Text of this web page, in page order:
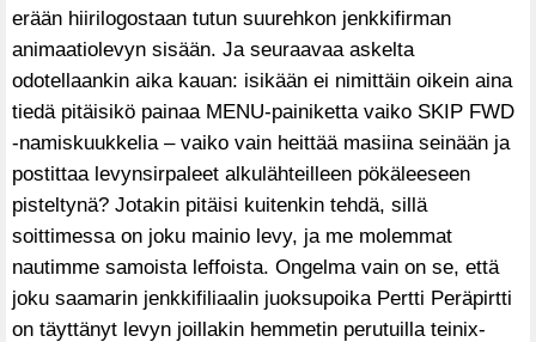
erään hiirilogostaan tutun suurehkon jenkkifirman
animaatiolevyn sisään. Ja seuraavaa askelta
odotellaankin aika kauan: isikään ei nimittäin oikein aina
tiedä pitäisikö painaa MENU-painiketta vaiko SKIP FWD
-namiskuukkelia – vaiko vain heittää masiina seinään ja
postittaa levynsirpaleet alkulähteilleen pökäleeseen
pisteltynä? Jotakin pitäisi kuitenkin tehdä, sillä
soittimessa on joku mainio levy, ja me molemmat
nautimme samoista leffoista. Ongelma vain on se, että
joku saamarin jenkkifiliaalin juoksupoika Pertti Peräpirtti
on täyttänyt levyn joillakin hemmetin perutuilla teinix-